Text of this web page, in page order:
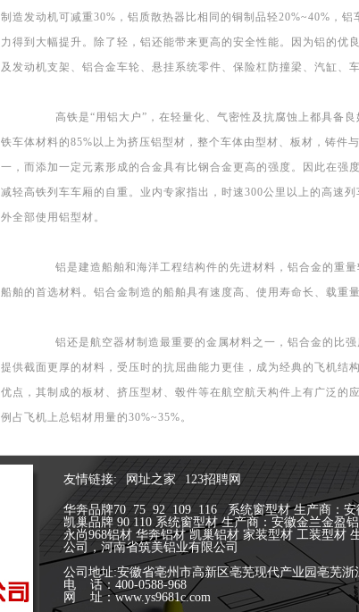
制造发动机可减重30%，铝质散热器比相同的铜制品轻20%~40%，
力得到大幅提升。除了轻，铝还能带来更高的安全性能。因为铝的优
及发动机支架、铝合金车轮、悬挂系统零件、保险杠防撞梁、汽缸、
高铁是“用铝大户”，在轻量化、气密性及抗腐蚀上都具备良
铁车体材料的85%以上为挤压铝型材，整个车体由型材、板材，铸件
一，而添加一定元素形成的合金具有比钢合金更高的强度。因此在强
减轻高铁列车车厢的自重。业内专家指出，时速300公里以上的高速
外全部使用铝型材。
铝是建造船舶和海洋工程结构件的先进材料，铝合金的重量
船舶的首选材料。铝合金制造的船舶具有速度高、使用寿命长、载重
铝还是航空器材制造最重要的金属材料之一，铝合金的比强
提供截面更厚的材料，受压时的抗屈曲能力更佳，成为经典的飞机结
优点，其制成的板材、挤压型材、毂件等在航空航天构件上有广泛的
例占飞机上总铝材用量的30%~35%。
友情链接: 网址之家 123招聘网
华奔品牌70 75 92 109 116 系统窗型材 生产商：安
凯巢品牌 90 110 系统窗型材 生产商：安徽金兰金盈
永尚968铝材 华奔铝材 凯巢铝材 家装型材 工装型材
公司，河南省筑美铝业有限公司
公司地址:安徽省亳州市高新区亳芜现代产业园亳芜浙
电 话：400-0588-968
网 址：www.ys9681c.com